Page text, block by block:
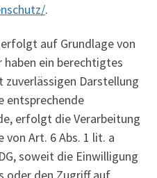
.
auf Grundlage von
haben ein berechtigtes
Darstellung
entsprechende
erfolgt die Verarbeitung
von Art. 6 Abs. 1 lit. a
soweit die Einwilligung